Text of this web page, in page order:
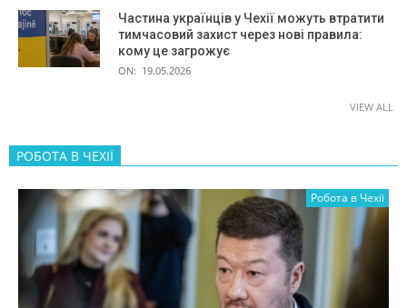
Частина українців у Чехії можуть втратити
тимчасовий захист через нові правила:
кому це загрожує
ON: 19.05.2026
VIEW ALL
РОБОТА В ЧЕХІЇ
Робота в Чехії